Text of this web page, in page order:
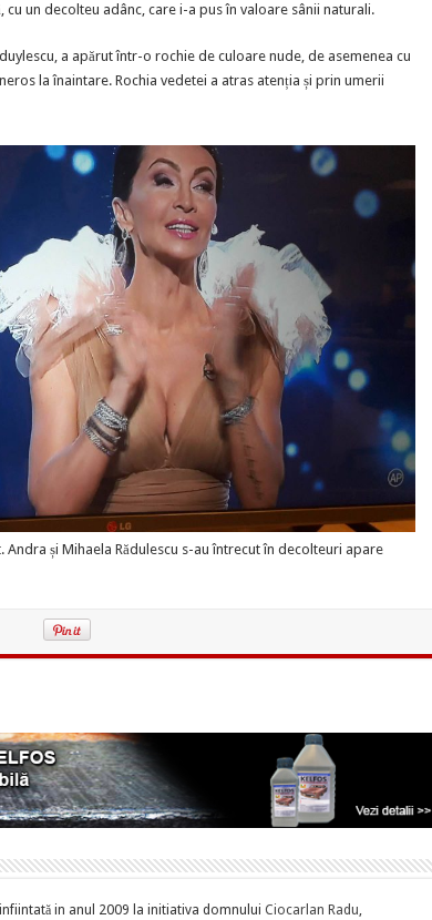
un decolteu adânc, care i-a pus în valoare sânii naturali.
a apărut într-o rochie de culoare nude, de asemenea cu
la înaintare. Rochia vedetei a atras atenția și prin umerii
și Mihaela Rădulescu s-au întrecut în decolteuri apare
in anul 2009 la initiativa domnului Ciocarlan Radu,